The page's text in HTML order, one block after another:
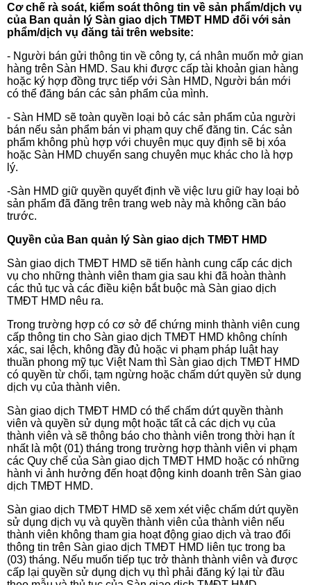
Cơ chế rà soát, kiểm soát thông tin về sản phẩm/dịch vụ
của Ban quản lý Sàn giao dịch TMĐT HMD đối với sản
phẩm/dịch vụ đăng tải trên website:
- Người bán gửi thông tin về công ty, cá nhân muốn mở gian
hàng trên Sàn HMD. Sau khi được cấp tài khoản gian hàng
hoặc ký hợp đồng trực tiếp với Sàn HMD, Người bán mới
có thể đăng bán các sản phẩm của mình.
- Sàn HMD sẽ toàn quyền loại bỏ các sản phẩm của người
bán nếu sản phẩm bán vi phạm quy chế đăng tin. Các sản
phẩm không phù hợp với chuyên mục quy định sẽ bị xóa
hoặc Sàn HMD chuyển sang chuyên mục khác cho là hợp
lý.
-Sàn HMD giữ quyền quyết định về việc lưu giữ hay loại bỏ
sản phẩm đã đăng trên trang web này mà không cần báo
trước.
Quyền của Ban quản lý Sàn giao dịch TMĐT HMD
Sàn giao dịch TMĐT HMD sẽ tiến hành cung cấp các dịch
vụ cho những thành viên tham gia sau khi đã hoàn thành
các thủ tục và các điều kiện bắt buộc mà Sàn giao dịch
TMĐT HMD nêu ra.
Trong trường hợp có cơ sở để chứng minh thành viên cung
cấp thông tin cho Sàn giao dịch TMĐT HMD không chính
xác, sai lệch, không đầy đủ hoặc vi phạm pháp luật hay
thuần phong mỹ tục Việt Nam thì Sàn giao dịch TMĐT HMD
có quyền từ chối, tạm ngừng hoặc chấm dứt quyền sử dụng
dịch vụ của thành viên.
Sàn giao dịch TMĐT HMD có thể chấm dứt quyền thành
viên và quyền sử dụng một hoặc tất cả các dịch vụ của
thành viên và sẽ thông báo cho thành viên trong thời hạn ít
nhất là một (01) tháng trong trường hợp thành viên vi phạm
các Quy chế của Sàn giao dịch TMĐT HMD hoặc có những
hành vi ảnh hưởng đến hoạt động kinh doanh trên Sàn giao
dịch TMĐT HMD.
Sàn giao dịch TMĐT HMD sẽ xem xét việc chấm dứt quyền
sử dụng dịch vụ và quyền thành viên của thành viên nếu
thành viên không tham gia hoạt động giao dịch và trao đổi
thông tin trên Sàn giao dịch TMĐT HMD liên tục trong ba
(03) tháng. Nếu muốn tiếp tục trở thành thành viên và được
cấp lại quyền sử dụng dịch vụ thì phải đăng ký lại từ đầu